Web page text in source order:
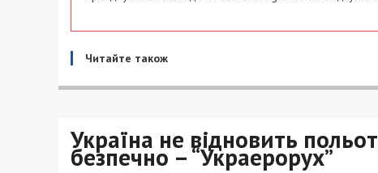
Читайте також
Україна не відновить
безпечно – “Украерорух”